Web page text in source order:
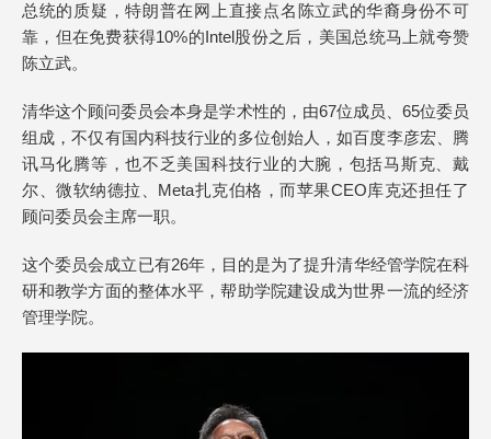
总统的质疑，特朗普在网上直接点名陈立武的华裔身份不可
靠， 但在免费获得10%的Intel股份之后，美国总统马上就夸赞
陈立武。
清华这个顾问委员会本身是学术性的，由67位成员、65位委员
组成，不仅有国内科技行业的多位创始人，如百度李彦宏、腾
讯马化腾等，也不乏美国科技行业的大腕，包括马斯克、戴
尔、微软纳德拉、Meta扎克伯格，而苹果CEO库克还担任了
顾问委员会主席一职。
这个委员会成立已有26年，目的是为了提升清华经管学院在科
研和教学方面的整体水平，帮助学院建设成为世界一流的经济
管理学院。